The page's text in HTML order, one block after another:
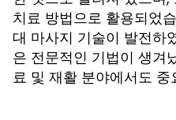
치료 방법으로 활용되었
대 마사지 기술이 발전하
은 전문적인 기법이 생겨
료 및 재활 분야에서도